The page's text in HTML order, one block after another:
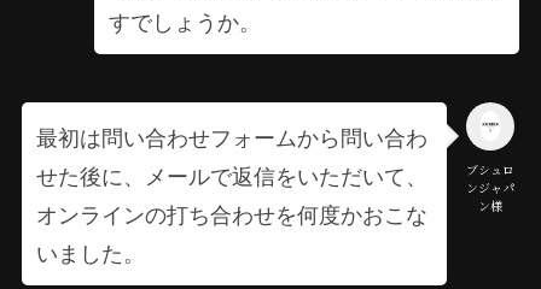
すでしょうか。
ブシュロ
ンジャパ
ン様
最初は問い合わせフォームから問い合わ
せた後に、メールで返信をいただいて、
オンラインの打ち合わせを何度かおこな
いました。